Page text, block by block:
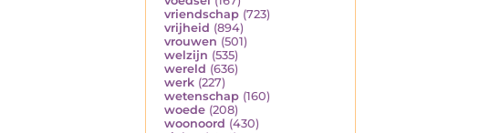
vriendschap (723)
vrijheid (894)
vrouwen (501)
welzijn (535)
wereld (636)
werk (227)
wetenschap (160)
woede (208)
woonoord (430)